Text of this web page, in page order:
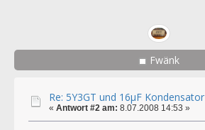
Fwänk
Re: 5Y3GT und 16µF Kondensator
« Antwort #2 am: 8.07.2008 14:53 »